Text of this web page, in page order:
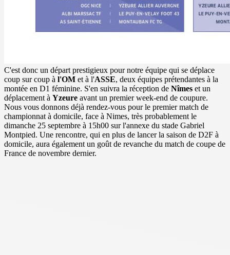
C'est donc un départ prestigieux pour notre équipe qui se déplace
coup sur coup à l'OM et à l'ASSE, deux équipes prétendantes à la
montée en D1 féminine. S'en suivra la réception de Nîmes et un
déplacement à Yzeure avant un premier week-end de coupure.
Nous vous donnons déjà rendez-vous pour le premier match de
championnat à domicile, face à Nimes, très probablement le
dimanche 25 septembre à 15h00 sur l'annexe du stade Gabriel
Montpied. Une rencontre, qui en plus de lancer la saison de D2F à
domicile, aura également un goût de revanche du match de coupe de
France de novembre dernier.